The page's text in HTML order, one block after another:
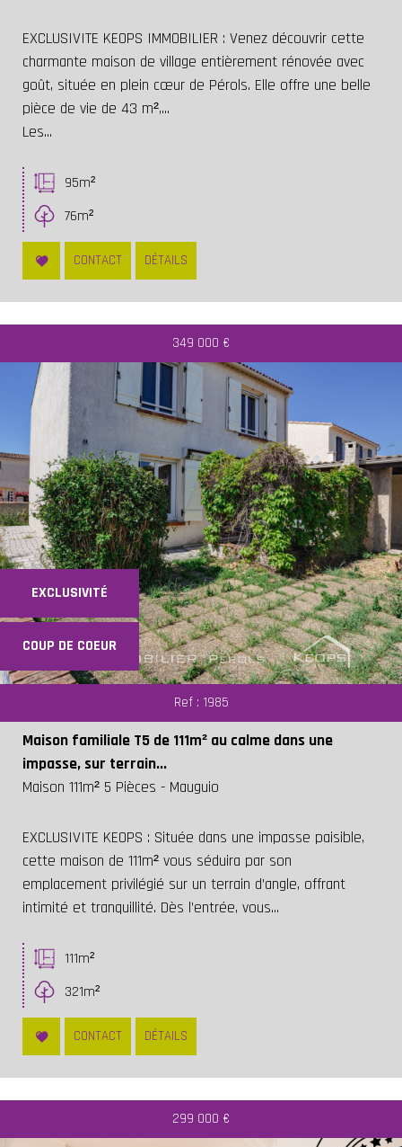
EXCLUSIVITE KEOPS IMMOBILIER : Venez découvrir cette
charmante maison de village entièrement rénovée avec
goût, située en plein cœur de Pérols. Elle offre une belle
pièce de vie de 43 m²,...
Les...
95m²
76m²
CONTACT DÉTAILS
EXCLUSIVITÉ
COUP DE COEUR
349 000 €
Ref : 1985
Maison familiale T5 de 111m² au calme dans une
impasse, sur terrain...
Maison 111m² 5 Pièces - Mauguio
EXCLUSIVITE KEOPS : Située dans une impasse paisible,
cette maison de 111m² vous séduira par son
emplacement privilégié sur un terrain d’angle, offrant
intimité et tranquillité. Dès l’entrée, vous...
111m²
321m²
CONTACT DÉTAILS
299 000 €